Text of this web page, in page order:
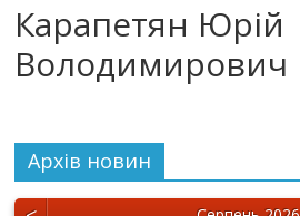
Карапетян Юрій
Володимирович
Архiв новин